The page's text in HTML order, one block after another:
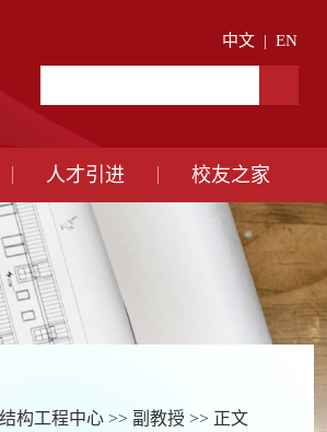
中文 | EN
人才引进 校友之家
构工程中心 >> 副教授 >> 正文